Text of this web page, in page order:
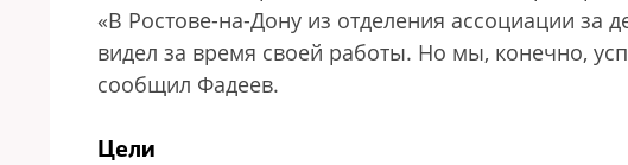
«В Ростове-на-Дону из отделения ассоциации за
видел за время своей работы. Но мы, конечно,
сообщил Фадеев.
Цели